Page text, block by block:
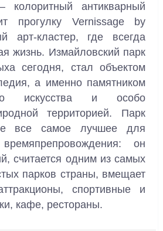
колоритный антикварный
прогулку Vernissage by
кластер, где всегда
жизнь. Измайловский парк
сегодня, стал объектом
а именно памятником
искусства и особо
территорией. Парк
все самое лучшее для
он
считается одним из самых
парков страны, вмещает
спортивные и
кафе, рестораны.